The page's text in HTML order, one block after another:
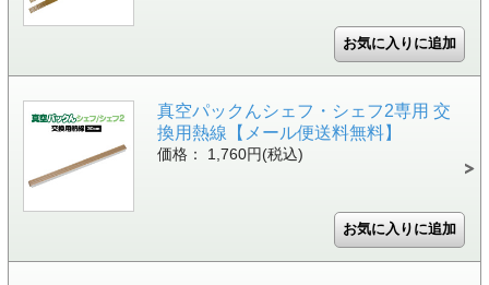
真空パックんシェフ・シェフ2専用 交
換用熱線【メール便送料無料】
価格： 1,760円(税込)